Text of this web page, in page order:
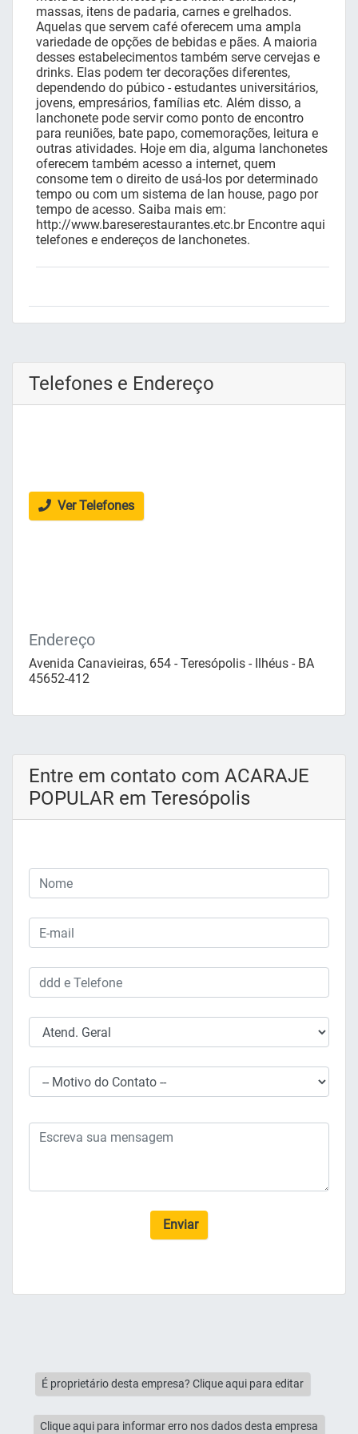
massas, itens de padaria, carnes e grelhados.
Aquelas que servem café oferecem uma ampla
variedade de opções de bebidas e pães. A maioria
desses estabelecimentos também serve cervejas e
drinks. Elas podem ter decorações diferentes,
dependendo do púbico - estudantes universitários,
jovens, empresários, famílias etc. Além disso, a
lanchonete pode servir como ponto de encontro
para reuniões, bate papo, comemorações, leitura e
outras atividades. Hoje em dia, alguma lanchonetes
oferecem também acesso a internet, quem
consome tem o direito de usá-los por determinado
tempo ou com um sistema de lan house, pago por
tempo de acesso. Saiba mais em:
http://www.bareserestaurantes.etc.br Encontre aqui
telefones e endereços de lanchonetes.
Telefones e Endereço
Ver Telefones
Endereço
Avenida Canavieiras, 654 - Teresópolis - Ilhéus - BA
45652-412
Entre em contato com ACARAJE
POPULAR em Teresópolis
Enviar
É proprietário desta empresa? Clique aqui para editar
Clique aqui para informar erro nos dados desta empresa